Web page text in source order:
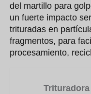
del martillo para
un fuerte impacto
trituradas en
fragmentos, para
procesamiento,